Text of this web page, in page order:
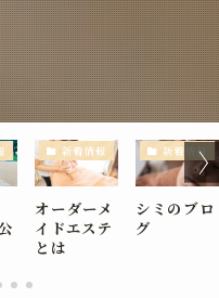
新着情報
オーダーメ
イドエステ
とは
新着情報
シミのブロ
グ